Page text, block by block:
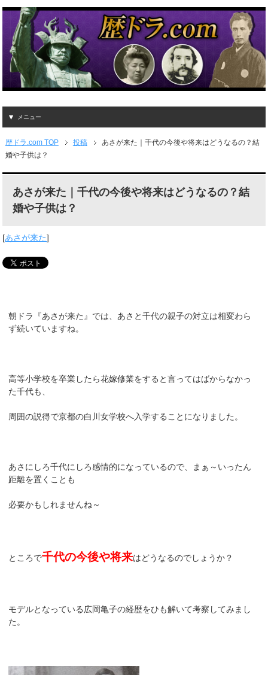
メニュー
歴ドラ.com TOP 投稿
あさが来た｜千代の今後や将来はどうなるの？結
婚や子供は？
あさが来た｜千代の今後や将来はどうなるの？結
婚や子供は？
[あさが来た]
朝ドラ『あさが来た』では、あさと千代の親子の対立は相変わら
ず続いていますね。
高等小学校を卒業したら花嫁修業をすると言ってはばからなかっ
た千代も、
周囲の説得で京都の白川女学校へ入学することになりました。
あさにしろ千代にしろ感情的になっているので、まぁ～いったん
距離を置くことも
必要かもしれませんね～
ところで千代の今後や将来はどうなるのでしょうか？
モデルとなっている広岡亀子の経歴をひも解いて考察してみまし
た。